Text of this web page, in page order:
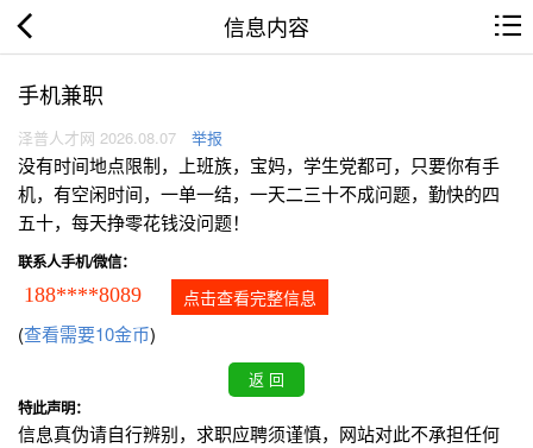
信息内容
手机兼职
泽普人才网 2026.08.07 举报
没有时间地点限制，上班族，宝妈，学生党都可，只要你有手
机，有空闲时间，一单一结，一天二三十不成问题，勤快的四
五十，每天挣零花钱没问题！
联系人手机/微信：
188****8089 点击查看完整信息
(查看需要10金币)
特此声明：
信息真伪请自行辨别，求职应聘须谨慎，网站对此不承担任何